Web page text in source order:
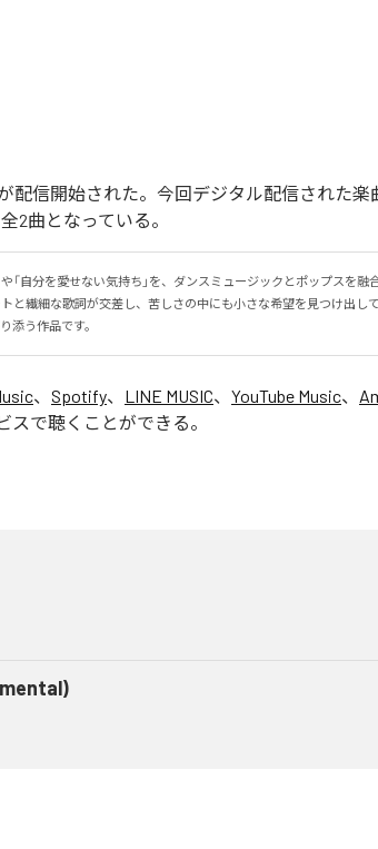
配信開始された。今回デジタル配信された楽曲
2曲となっている。
や「自分を愛せない気持ち」を、ダンスミュージックとポップスを
と繊細な歌詞が交差し、苦しさの中にも小さな希望を見つけ出して
添う作品です。
、 Spotify、 LINE MUSIC、 YouTube Music、
スで聴くことができる。